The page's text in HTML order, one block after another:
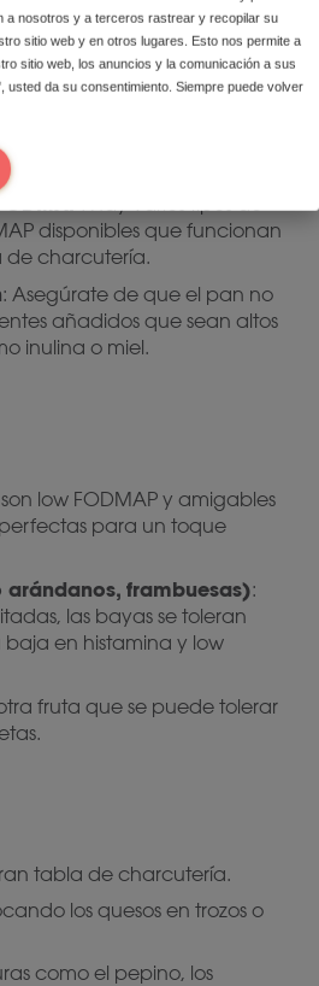
a nosotros y a terceros rastrear y recopilar su
sitio web y en otros lugares. Esto nos permite a
sitio web, los anuncios y la comunicación a sus
usted da su consentimiento. Siempre puede volver
ser una excelente adición
disponibles que funcionan
de charcutería.
: Asegúrate de que el pan no
añadidos que sean altos
inulina o miel.
son low FODMAP y amigables
para un toque
arándanos, frambuesas):
las bayas se toleran
en histamina y low
otra fruta que se puede tolerar
tabla de charcutería.
los quesos en trozos o
como el pepino, los